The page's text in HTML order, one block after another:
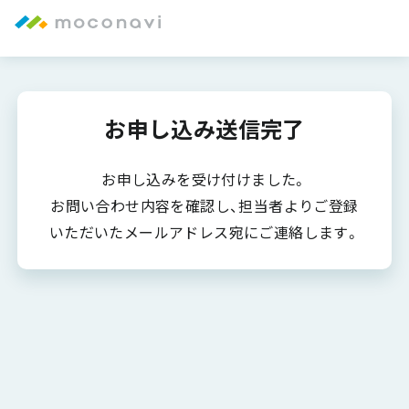
お申し込み送信完了
お申し込みを受け付けました。
お問い合わせ内容を確認し、担当者よりご登録
いただいたメールアドレス宛にご連絡します。